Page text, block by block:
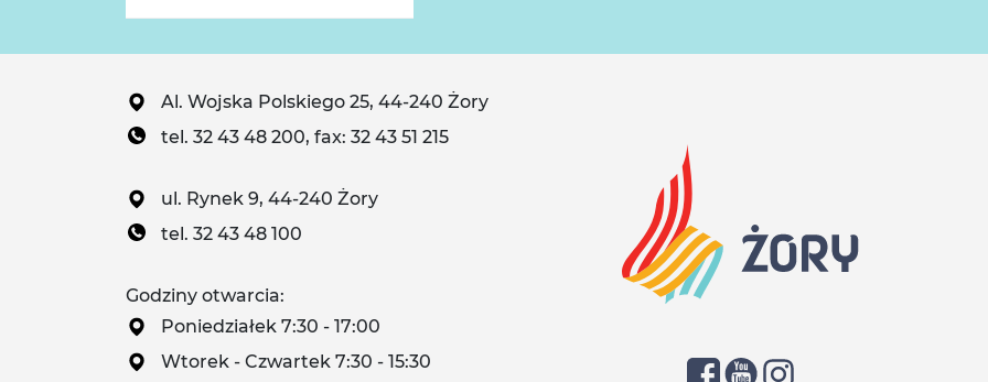
Al. Wojska Polskiego 25, 44-240 Żory
tel. 32 43 48 200, fax: 32 43 51 215
ul. Rynek 9, 44-240 Żory
tel. 32 43 48 100
Godziny otwarcia:
Poniedziałek 7:30 - 17:00
Wtorek - Czwartek 7:30 - 15:30